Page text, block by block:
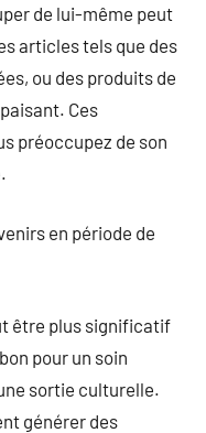
de lui-même peut
articles tels que des
ou des produits de
Ces
préoccupez de son
en période de
être plus significatif
pour un soin
sortie culturelle.
générer des